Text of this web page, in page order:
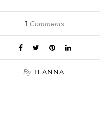
1 Comments
By H.ANNA